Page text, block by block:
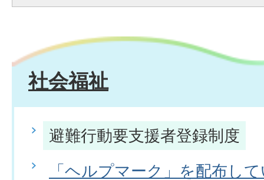
社会福祉
避難行動要支援者登録制度
「ヘルプマーク」を配布し